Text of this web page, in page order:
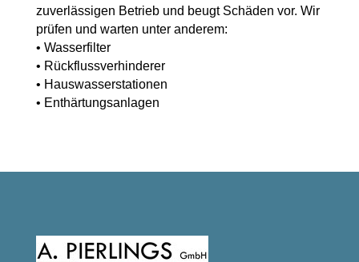
zuverlässigen Betrieb und beugt Schäden vor. Wir
prüfen und warten unter anderem:
• Wasserfilter
• Rückflussverhinderer
• Hauswasserstationen
• Enthärtungsanlagen